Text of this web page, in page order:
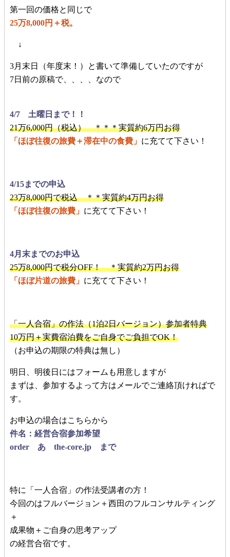
第一回の価格と同じで
25万8,000円＋税。
↓
3月末日（年度末！）と書いて準備していたのですが
7日前の原稿で、、、、なので
4/7 土曜日まで！！
21万6,000円（税込） ＊＊＊実質約6万円お得
「ほぼ往復の旅費＋滞在中の食費」 に充てて下さい！
4/15までの申込
23万8,000円で税込 ＊＊実質約4万円お得
「ほぼ往復の旅費」 に充てて下さい！
4月末までのお申込
25万8,000円で税分OFF！ ＊実質約2万円お得
「ほぼ片道の旅費」 に充てて下さい！
「一人合宿」の作法（1泊2日バージョン）参加者特典
10万円＋実費宿泊費をご自身でご負担でOK！
（お申込の期限の特典は無し）
明日、明後日にはフォームも用意しますが
まずは、参加するよって方はメールでご連絡頂ければで
す。
お申込の場合はこちらから
件名：経営合宿参加希望
order あ the-core.jp まで
特に「一人合宿」の作法受講者の方！
今回のはフルバージョン＋西田のフルコンサルティング
＋
成果物＋ご自身の思考アップ
の経営合宿です。